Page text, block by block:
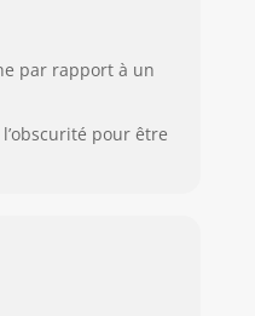
peuvent
via
par rapport à un
pour être